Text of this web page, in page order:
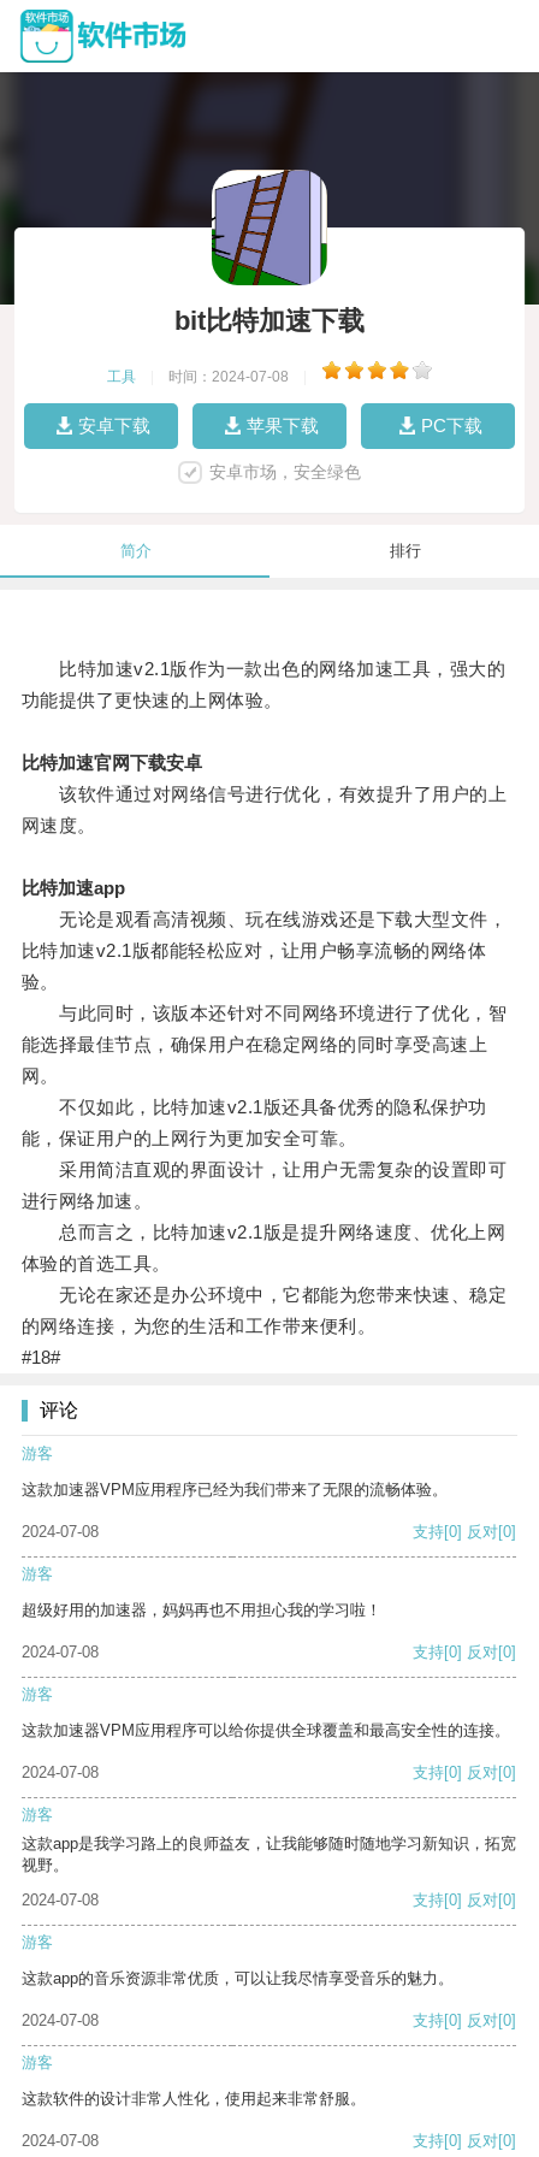
bit比特加速下载
工具 时间：2024-07-08
安卓下载 苹果下载 PC下载
安卓市场，安全绿色
简介 排行
比特加速v2.1版作为一款出色的网络加速工具，强大的
功能提供了更快速的上网体验。
比特加速官网下载安卓
该软件通过对网络信号进行优化，有效提升了用户的上
网速度。
比特加速app
无论是观看高清视频、玩在线游戏还是下载大型文件，
比特加速v2.1版都能轻松应对，让用户畅享流畅的网络体
验。
与此同时，该版本还针对不同网络环境进行了优化，智
能选择最佳节点，确保用户在稳定网络的同时享受高速上
网。
不仅如此，比特加速v2.1版还具备优秀的隐私保护功
能，保证用户的上网行为更加安全可靠。
采用简洁直观的界面设计，让用户无需复杂的设置即可
进行网络加速。
总而言之，比特加速v2.1版是提升网络速度、优化上网
体验的首选工具。
无论在家还是办公环境中，它都能为您带来快速、稳定
的网络连接，为您的生活和工作带来便利。
#18#
评论
游客
这款加速器VPM应用程序已经为我们带来了无限的流畅体验。
2024-07-08 支持[0] 反对[0]
游客
超级好用的加速器，妈妈再也不用担心我的学习啦！
2024-07-08 支持[0] 反对[0]
游客
这款加速器VPM应用程序可以给你提供全球覆盖和最高安全性的连接。
2024-07-08 支持[0] 反对[0]
游客
这款app是我学习路上的良师益友，让我能够随时随地学习新知识，拓宽
视野。
2024-07-08
支持[0] 反对[0]
游客
这款app的音乐资源非常优质，可以让我尽情享受音乐的魅力。
2024-07-08 支持[0] 反对[0]
游客
这款软件的设计非常人性化，使用起来非常舒服。
2024-07-08 支持[0] 反对[0]